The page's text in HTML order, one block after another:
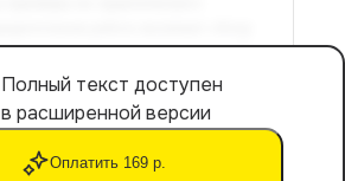
Полный текст доступен
в расширенной версии
Оплатить 169 р.